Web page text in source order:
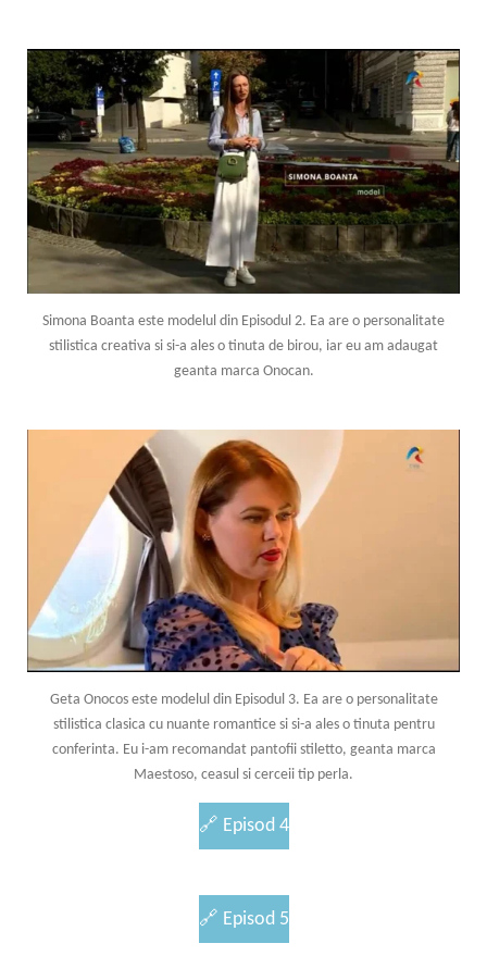
Simona Boanta este modelul din Episodul 2. Ea are o personalitate
stilistica creativa si si-a ales o tinuta de birou, iar eu am adaugat
geanta marca Onocan.
Geta Onocos este modelul din Episodul 3. Ea are o personalitate
stilistica clasica cu nuante romantice si si-a ales o tinuta pentru
conferinta. Eu i-am recomandat pantofii stiletto, geanta marca
Maestoso, ceasul si cerceii tip perla.
🔗 Episod 4
🔗 Episod 5